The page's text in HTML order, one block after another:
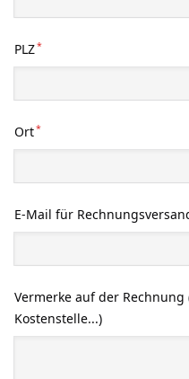
PLZ*
Ort*
E-Mail für
Vermerke auf der Rechnung
Kostenstelle...)